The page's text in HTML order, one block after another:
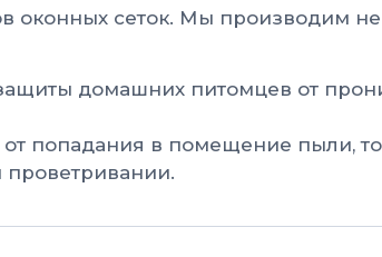
оконных сеток. Мы производим
домашних питомцев от
попадания в помещение пыли,
проветривании.